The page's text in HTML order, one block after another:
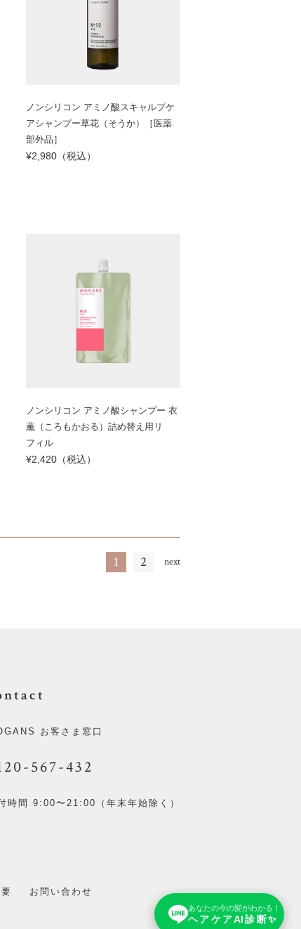
あなたの今の髪がわかる！
ヘアケアAI診断✨
ノンシリコン アミノ酸スキャルプケ
アシャンプー草花（そうか）［医薬
部外品］
¥2,980（税込）
ノンシリコン アミノ酸シャンプー 衣
薫（ころもかおる）詰め替え用リ
フィル
¥2,420（税込）
1 2 next
お客さま窓口
567-432
時間 9:00〜21:00（年末年始除く）
お問い合わせ